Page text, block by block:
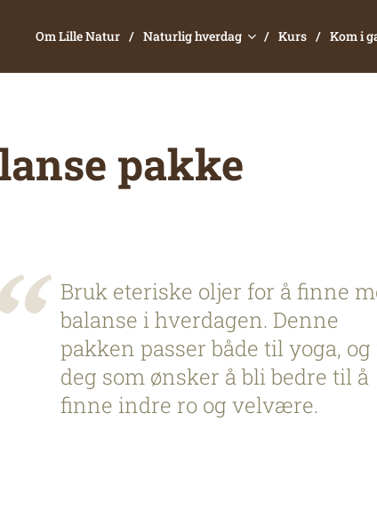
Om Lille Natur Naturlig hverdag Kurs Kom i
pakke
Bruk eteriske oljer for å finne
balanse i hverdagen. Denne
pakken passer både til yoga, og
deg som ønsker å bli bedre til å
finne indre ro og velvære.